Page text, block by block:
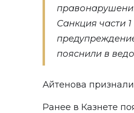
Санкция части
пояснили в
Айтенова
Ранее в Казнете